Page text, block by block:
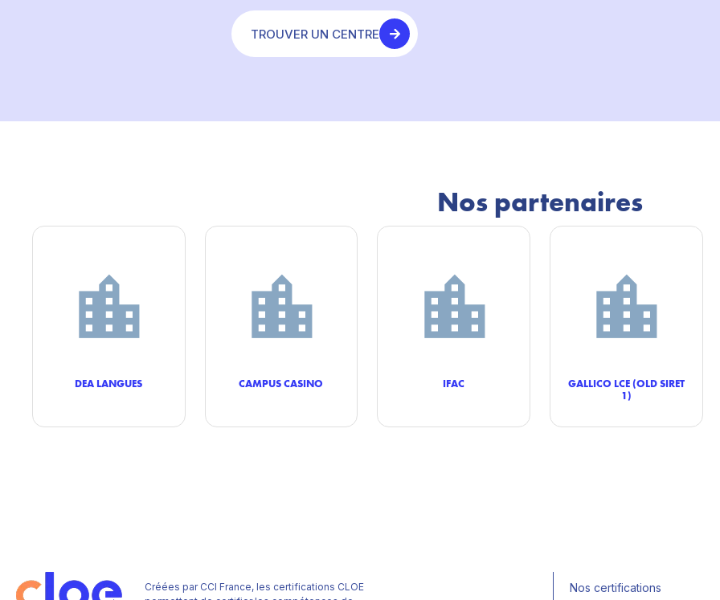
TROUVER UN CENTRE
Nos partenaires
DEA LANGUES CAMPUS CASINO IFAC
GALLICO LCE (OLD SIRET
1)
Créées par CCI France, les certifications CLOE
Nos certifications